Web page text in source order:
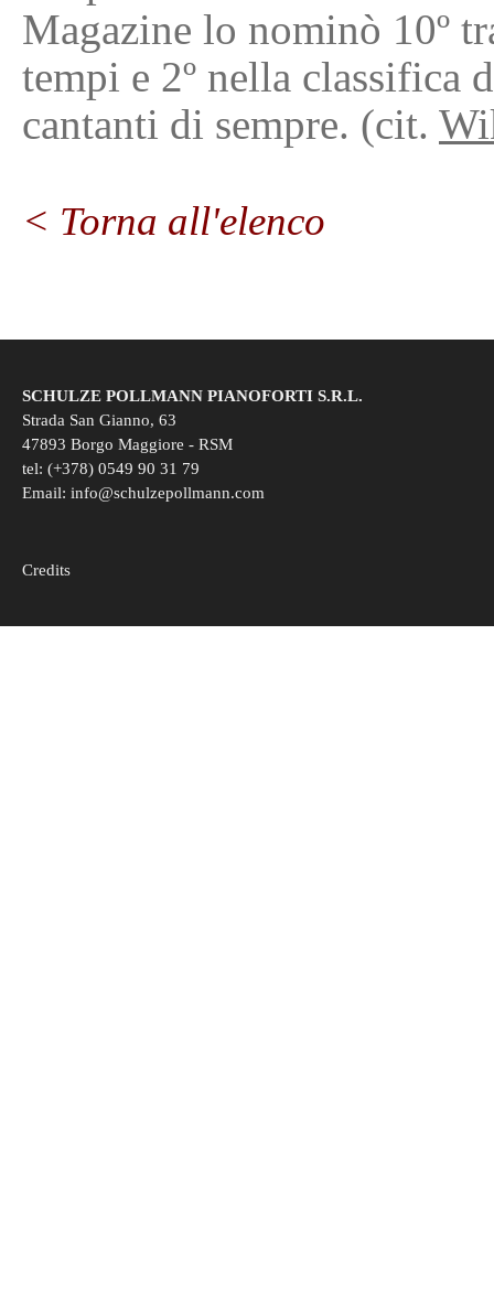
Magazine lo nominò 10º
tempi e 2º nella classifica
cantanti di sempre. (cit.
< Torna all'elenco
SCHULZE POLLMANN PIANOFORTI S.R.L.
Strada San Gianno, 63
47893 Borgo Maggiore - RSM
tel: (+378) 0549 90 31 79
Email: info@schulzepollmann.com
Credits